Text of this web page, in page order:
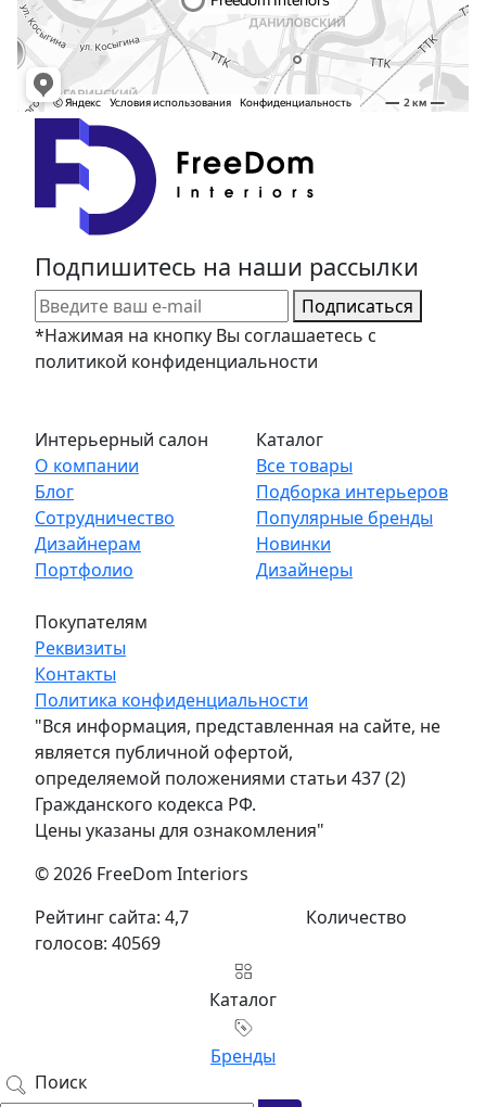
Интерьерный салон
О компании
Блог
Сотрудничество
Дизайнерам
Портфолио
Каталог
Все товары
Подборка интерьеров
Популярные бренды
Новинки
Дизайнеры
Покупателям
Реквизиты
Контакты
Подпишитесь на наши рассылки
Подписаться
*Нажимая на кнопку Вы соглашаетесь с
политикой конфиденциальности
Политика конфиденциальности
"Вся информация, представленная на сайте, не
является публичной офертой,
определяемой положениями статьи 437 (2)
Гражданского кодекса РФ.
Цены указаны для ознакомления"
© 2026 FreeDom Interiors
Рейтинг сайта: 4,7
Количество
голосов: 40569
Каталог
Бренды
Поиск